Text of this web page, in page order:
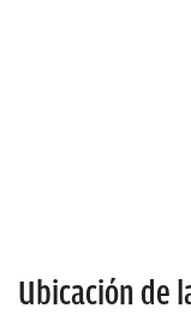
Ubicación de